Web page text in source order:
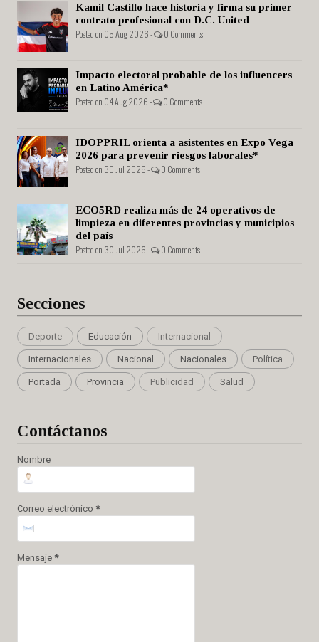
Kamil Castillo hace historia y firma su primer
contrato profesional con D.C. United
Posted on 05 Aug 2026 - 0 Comments
Impacto electoral probable de los influencers
en Latino América*
Posted on 04 Aug 2026 - 0 Comments
IDOPPRIL orienta a asistentes en Expo Vega
2026 para prevenir riesgos laborales*
Posted on 30 Jul 2026 - 0 Comments
ECO5RD realiza más de 24 operativos de
limpieza en diferentes provincias y municipios
del país
Posted on 30 Jul 2026 - 0 Comments
Secciones
Deporte Educación Internacional
Internacionales Nacional Nacionales Política
Portada Provincia Publicidad Salud
Contáctanos
Nombre
Correo electrónico *
Mensaje *